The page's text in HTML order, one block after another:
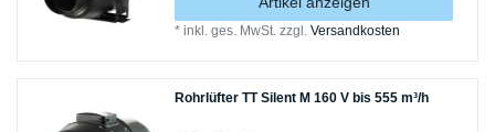
*inkl. ges. MwSt. zzgl.Versandkosten
Rohrlüfter TT Silent M 160 V bis 555 m³/h